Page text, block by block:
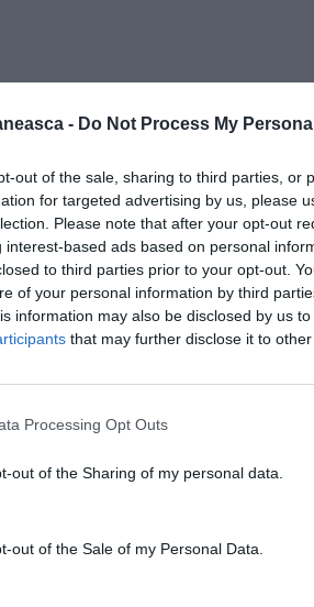
- Do Not Process My
out of the sale, sharing to third parties, or
for targeted advertising by us, please
Please note that after your opt-out
interest-based ads based on personal
to third parties prior to your opt-out.
of your personal information by third
information may also be disclosed by us
that may further disclose it to other
Processing Opt Outs
out of the Sharing of my personal data.
out of the Sale of my Personal Data.
vârstă de 39 de ani, carabinierii
de diferite denumiri, o pungă
o balanță electronică de
de droguri pentru
la vânzare.
GAZETA ROMÂNEASCĂ